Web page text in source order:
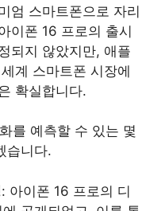
엄 스마트폰으로 자리
이폰 16 프로의 출시
되지 않았지만, 애플
계 스마트폰 시장에
확실합니다.
를 예측할 수 있는 몇
습니다.
: 아이폰 16 프로의 디